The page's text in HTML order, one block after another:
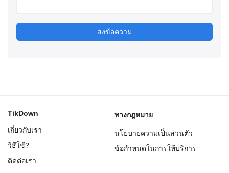
ส่งข้อความ
TikDown
เกี่ยวกับเรา
วิธีใช้?
ติดต่อเรา
ทางกฎหมาย
นโยบายความเป็นส่วนตัว
ข้อกำหนดในการให้บริการ